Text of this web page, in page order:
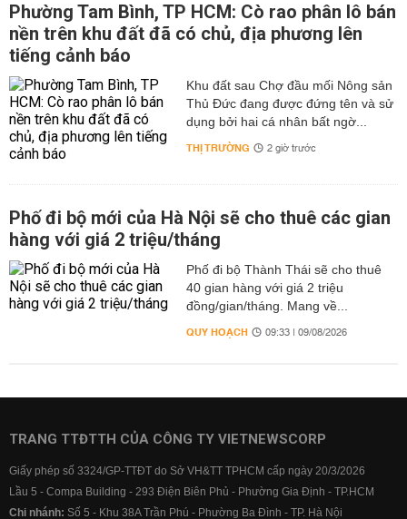
Phường Tam Bình, TP HCM: Cò rao phân lô bán
nền trên khu đất đã có chủ, địa phương lên
tiếng cảnh báo
Khu đất sau Chợ đầu mối Nông sản
Thủ Đức đang được đứng tên và sử
dụng bởi hai cá nhân bất ngờ...
THỊ TRƯỜNG 2 giờ trước
Phố đi bộ mới của Hà Nội sẽ cho thuê các gian
hàng với giá 2 triệu/tháng
Phố đi bộ Thành Thái sẽ cho thuê
40 gian hàng với giá 2 triệu
đồng/gian/tháng. Mang về...
QUY HOẠCH 09:33 | 09/08/2026
TRANG TTĐTTH CỦA CÔNG TY VIETNEWSCORP
Giấy phép số 3324/GP-TTĐT do Sở VH&TT TPHCM cấp ngày 20/3/2026
Lầu 5 - Compa Building - 293 Điện Biên Phủ - Phường Gia Định - TP.HCM
Chi nhánh: Số 5 - Khu 38A Trần Phú - Phường Ba Đình - TP. Hà Nội